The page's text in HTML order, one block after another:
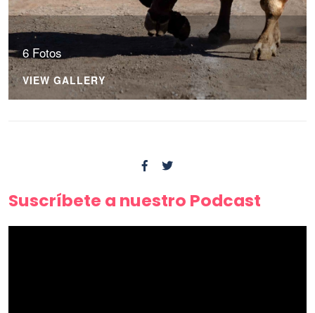
6 Fotos
VIEW GALLERY
Suscríbete a nuestro Podcast